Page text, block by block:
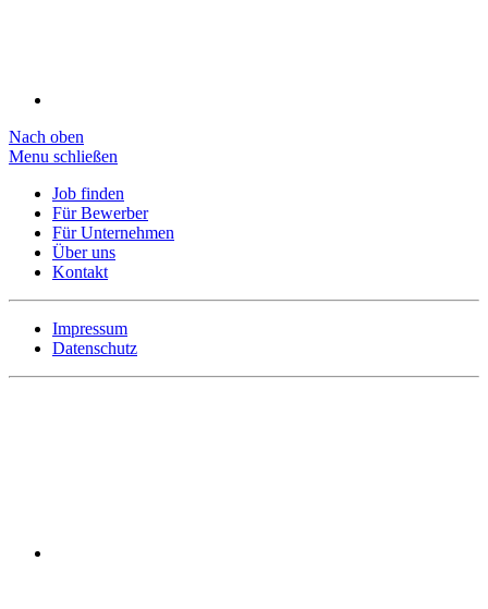
Nach oben
Menu schließen
Job finden
Für Bewerber
Für Unternehmen
Über uns
Kontakt
Impressum
Datenschutz